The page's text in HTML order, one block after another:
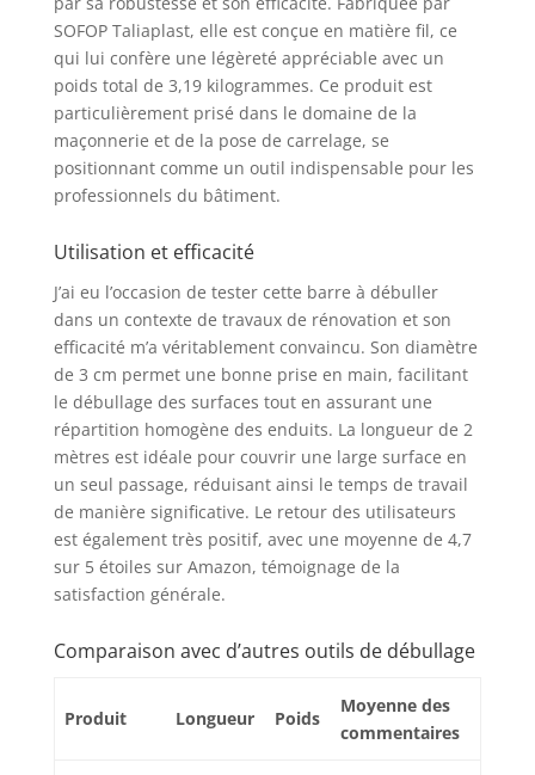
SOFOP Taliaplast, elle est conçue en matière fil, ce
qui lui confère une légèreté appréciable avec un
poids total de 3,19 kilogrammes. Ce produit est
particulièrement prisé dans le domaine de la
maçonnerie et de la pose de carrelage, se
positionnant comme un outil indispensable pour les
professionnels du bâtiment.
Utilisation et efficacité
J’ai eu l’occasion de tester cette barre à débuller
dans un contexte de travaux de rénovation et son
efficacité m’a véritablement convaincu. Son diamètre
de 3 cm permet une bonne prise en main, facilitant
le débullage des surfaces tout en assurant une
répartition homogène des enduits. La longueur de 2
mètres est idéale pour couvrir une large surface en
un seul passage, réduisant ainsi le temps de travail
de manière significative. Le retour des utilisateurs
est également très positif, avec une moyenne de 4,7
sur 5 étoiles sur Amazon, témoignage de la
satisfaction générale.
Comparaison avec d’autres outils de débullage
Produit Longueur Poids
Moyenne des
commentaires